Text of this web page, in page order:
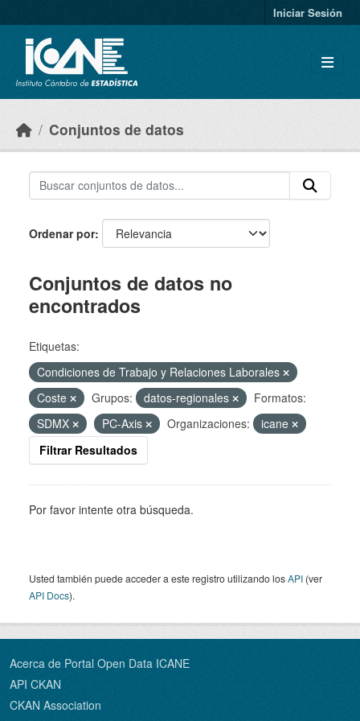
Iniciar Sesión
Conjuntos de datos
Ordenar por
Conjuntos de datos no
encontrados
Etiquetas:
Condiciones de Trabajo y Relaciones Laborales
Coste
Grupos: datos-regionales
Formatos:
SDMX
PC-Axis Organizaciones:
icane
Filtrar Resultados
Por favor intente otra búsqueda.
Usted también puede acceder a este registro utilizando losAPI (ver
API Docs).
Acerca de Portal Open Data ICANE
API CKAN
CKAN Association